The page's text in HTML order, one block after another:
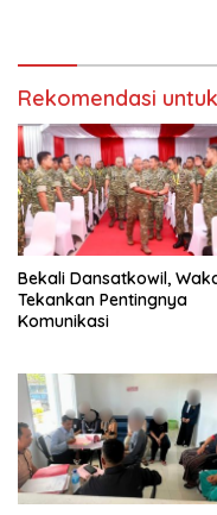
Rekomendasi
Bekali Dansatkowil,
Tekankan Pentingnya
Komunikasi